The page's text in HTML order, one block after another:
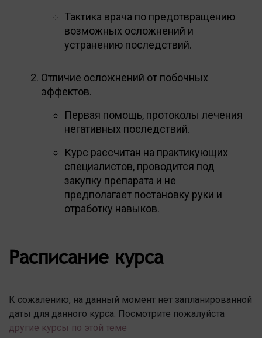
Тактика врача по предотвращению
возможных осложнений и
устранению последствий.
Отличие осложнений от побочных
эффектов.
Первая помощь, протоколы лечения
негативных последствий.
Курс рассчитан на практикующих
специалистов, проводится под
закупку препарата и не
предполагает постановку руки и
отработку навыков.
Расписание курса
К сожалению, на данный момент нет запланированной
даты для данного курса. Посмотрите пожалуйста
другие курсы по этой теме